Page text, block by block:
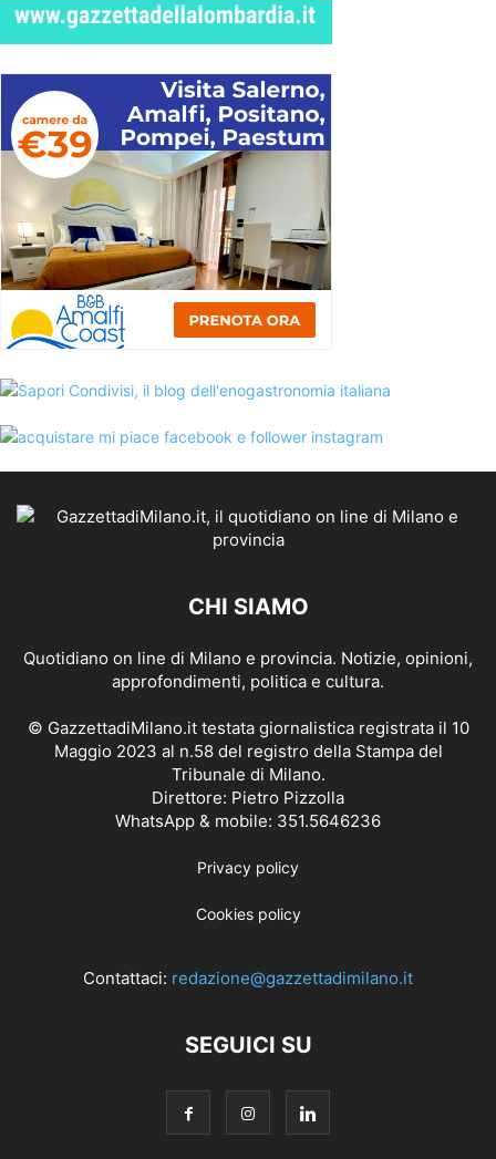
CHI SIAMO
Quotidiano on line di Milano e provincia. Notizie, opinioni,
approfondimenti, politica e cultura.
© GazzettadiMilano.it testata giornalistica registrata il 10
Maggio 2023 al n.58 del registro della Stampa del
Tribunale di Milano.
Direttore: Pietro Pizzolla
WhatsApp & mobile: 351.5646236
Privacy policy
Cookies policy
Contattaci: redazione@gazzettadimilano.it
SEGUICI SU